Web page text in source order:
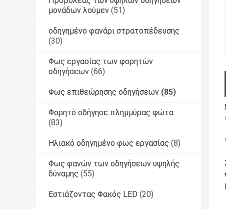
μονάδων λούμεν (51)
οδηγημένο φανάρι στρατοπέδευσης
(30)
Φως εργασίας των φορητών
οδηγήσεων (66)
Φως επιθεώρησης οδηγήσεων (85)
Φορητό οδήγησε πλημμύρας φώτα
(83)
Ηλιακό οδηγημένο φως εργασίας (8)
Φως φανών των οδηγήσεων υψηλής
δύναμης (55)
Εστιάζοντας Φακός LED (20)